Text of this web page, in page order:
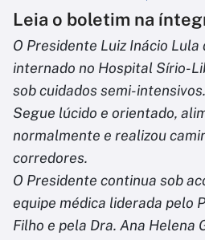
Leia o boletim na
O Presidente Luiz Inácio Lula
internado no Hospital Sírio-
sob cuidados semi-intensivos.
Segue lúcido e orientado,
normalmente e realizou
corredores.
O Presidente continua sob
equipe médica liderada pelo
Filho e pela Dra. Ana Helena